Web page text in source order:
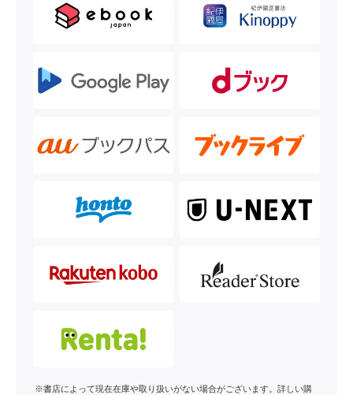
※書店によって現在在庫や取り扱いがない場合がございます。詳しい購